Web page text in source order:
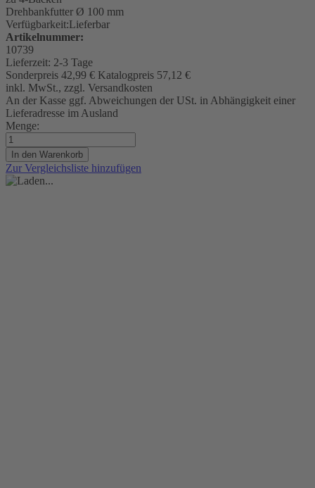
Drehbankfutter Ø 100 mm
Verfügbarkeit:Lieferbar
Artikelnummer:
10739
Lieferzeit: 2-3 Tage
Sonderpreis 42,99 € Katalogpreis 57,12 €
inkl. MwSt., zzgl. Versandkosten
An der Kasse ggf. Abweichungen der USt. in Abhängigkeit einer
Lieferadresse im Ausland
Menge:
In den Warenkorb
Zur Vergleichsliste hinzufügen